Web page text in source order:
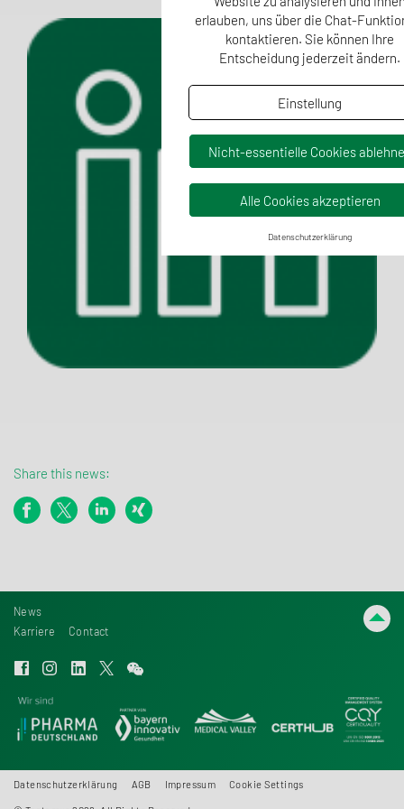
Share this news:
erlauben, uns über die Chat-
kontaktieren. Sie können Ihre
Entscheidung jederzeit ändern.
Einstellung
Nicht-essentielle Cookies
Alle Cookies akzeptieren
Datenschutzerklärung
News
Karriere
Contact
Datenschutzerklärung AGB Impressum Cookie Settings